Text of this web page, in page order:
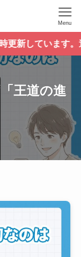
Menu
ます。過去の
王道の進